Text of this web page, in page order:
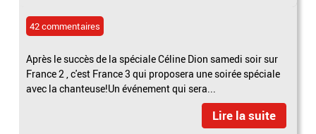
42 commentaires
Après le succès de la spéciale Céline Dion samedi soir sur
France 2 , c'est France 3 qui proposera une soirée spéciale
avec la chanteuse!Un événement qui sera...
Lire la suite